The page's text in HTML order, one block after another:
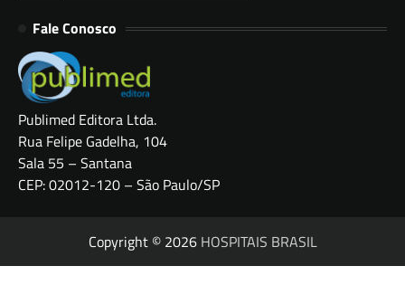
Fale Conosco
Publimed Editora Ltda.
Rua Felipe Gadelha, 104
Sala 55 – Santana
CEP: 02012-120 – São Paulo/SP
Copyright © 2026 HOSPITAIS BRASIL